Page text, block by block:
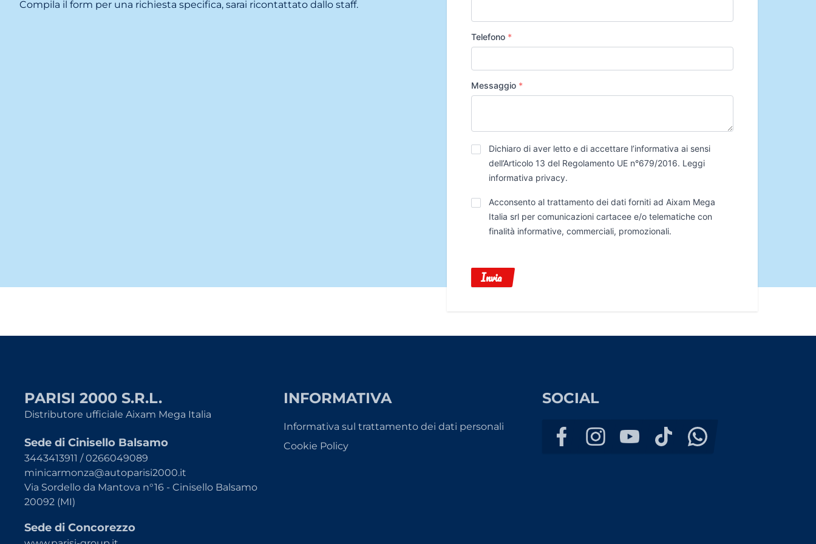
Compila il form per una richiesta specifica, sarai ricontattato dallo staff.
Telefono *
Messaggio *
Privacy*
Dichiaro di aver letto e di accettare l’informativa ai sensi
dell’Articolo 13 del Regolamento UE n°679/2016. Leggi
informativa privacy.
Trattamento
Dati
Acconsento al trattamento dei dati forniti ad Aixam Mega
Italia srl per comunicazioni cartacee e/o telematiche con
finalità informative, commerciali, promozionali.
Invia
PARISI 2000 S.R.L.
Distributore ufficiale Aixam Mega Italia
Sede di Cinisello Balsamo
3443413911 / 0266049089
minicarmonza@autoparisi2000.it
Via Sordello da Mantova n°16 - Cinisello Balsamo
20092 (MI)
Sede di Concorezzo
INFORMATIVA
Informativa sul trattamento dei dati personali
Cookie Policy
SOCIAL